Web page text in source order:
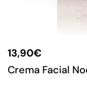
13,90€
Crema Facial